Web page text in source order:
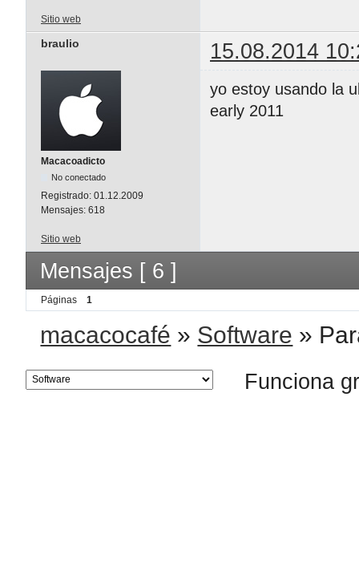
Sitio web
braulio 15.08.2014
Macacoadicto
No conectado
Registrado: 01.12.2009
Mensajes: 618
yo estoy usando la
early 2011
Sitio web
Mensajes [ 6 ]
Páginas 1
macacocafé » Software »
Funciona